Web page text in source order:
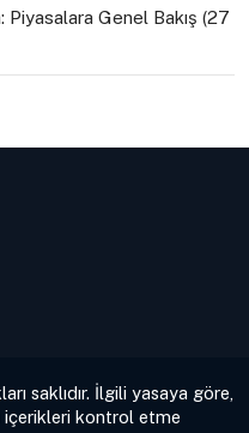
Genel Bakış (27
saklıdır. İlgili yasaya göre,
içerikleri kontrol etme